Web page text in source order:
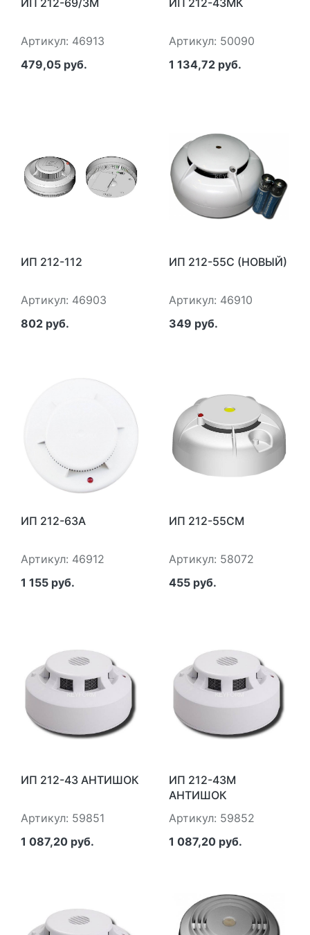
ИП 212-69/3М
Артикул: 46913
479,05 руб.
ИП 212-43МК
Артикул: 50090
1 134,72 руб.
ИП 212-112
Артикул: 46903
802 руб.
ИП 212-55С (НОВЫЙ)
Артикул: 46910
349 руб.
ИП 212-63А
Артикул: 46912
1 155 руб.
ИП 212-55СМ
Артикул: 58072
455 руб.
ИП 212-43 АНТИШОК
Артикул: 59851
1 087,20 руб.
ИП 212-43М
АНТИШОК
Артикул: 59852
1 087,20 руб.